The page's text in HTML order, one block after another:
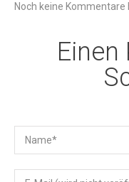
Noch keine Kommentare